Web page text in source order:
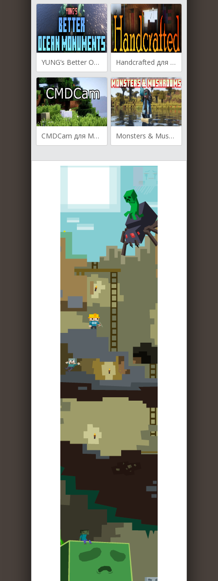
YUNG’s Better Ocean Monuments для Майнкрафт [1.19.4, 1.19.3, 1.19.2] Handcrafted для Майнкрафт [1.19.4, 1.19.3, 1.19.2]
CMDCam для Майнкрафт [1.19.3, 1.19.2, 1.18.2] Monsters & Mushrooms для Майнкрафт [1.19.2]